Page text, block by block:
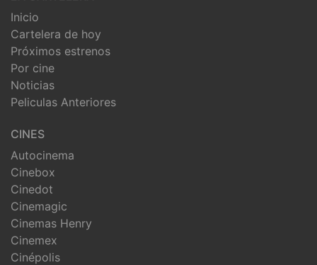
Inicio
Cartelera de hoy
Próximos estrenos
Por cine
Noticias
Peliculas Anteriores
CINES
Autocinema
Cinebox
Cinedot
Cinemagic
Cinemas Henry
Cinemex
Cinépolis